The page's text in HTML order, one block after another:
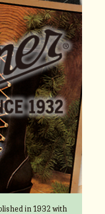
in 1932 with